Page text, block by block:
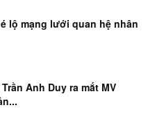
lộ mạng lưới quan hệ nhân
Anh Duy ra mắt MV